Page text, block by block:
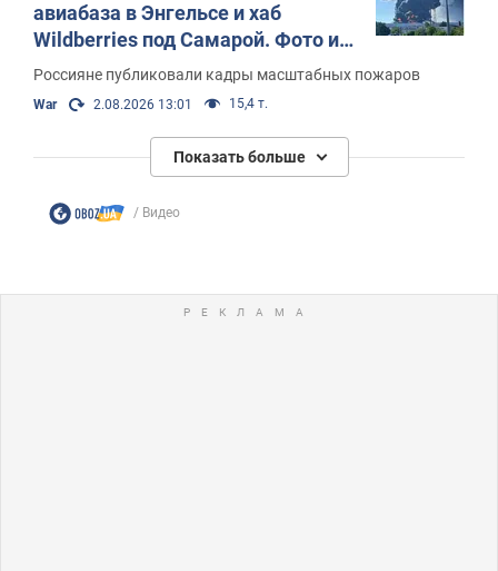
авиабаза в Энгельсе и хаб
Wildberries под Самарой. Фото и
видео
Россияне публиковали кадры масштабных пожаров
War 2.08.2026 13:01 15,4 т.
Показать больше
Видео